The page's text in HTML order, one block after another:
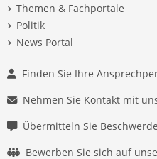
Themen & Fachportale
Politik
News Portal
Finden Sie Ihre
Nehmen Sie Kontakt mit
Übermitteln Sie
Bewerben Sie sich auf